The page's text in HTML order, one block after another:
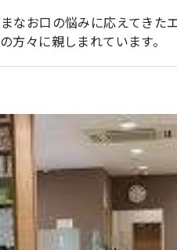
なお口の悩みに応えてきた
方々に親しまれています。